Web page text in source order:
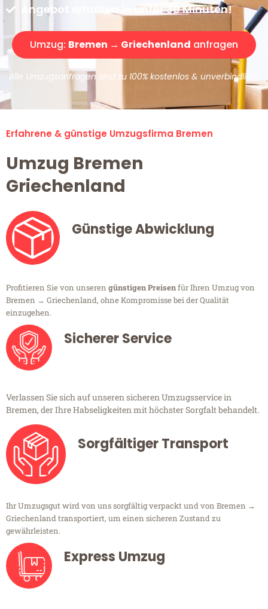
Angebot erhalten in unter 30 Minuten!
Umzug: Bremen → Griechenland anfragen
Alle Umzugsanfragen sind zu 100% kostenlos & unverbindlich!
Erfahrene & günstige Umzugsfirma Bremen
Umzug Bremen
Griechenland
Günstige Abwicklung
Profitieren Sie von unseren günstigen Preisenfür Ihren Umzug von
Bremen → Griechenland, ohne Kompromisse bei der Qualität
einzugehen.
Sicherer Service
Verlassen Sie sich auf unseren sicheren Umzugsservice in
Bremen, der Ihre Habseligkeiten mit höchster Sorgfalt behandelt.
Sorgfältiger Transport
Ihr Umzugsgut wird von uns sorgfältig verpackt und von Bremen →
Griechenland transportiert, um einen sicheren Zustand zu
gewährleisten.
Express Umzug